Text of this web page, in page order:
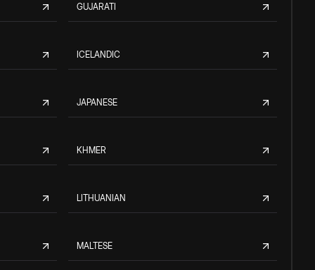
GUJARATI
ICELANDIC
JAPANESE
KHMER
LITHUANIAN
MALTESE